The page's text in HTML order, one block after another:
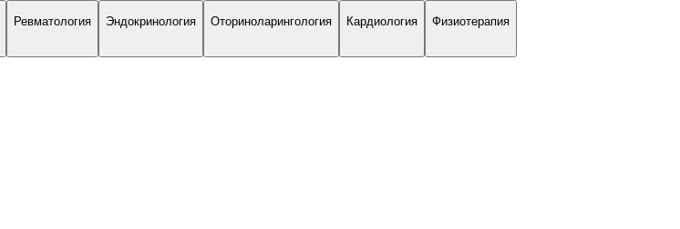
Ревматология Эндокринология Оториноларингология Кардиология Физиотерапия